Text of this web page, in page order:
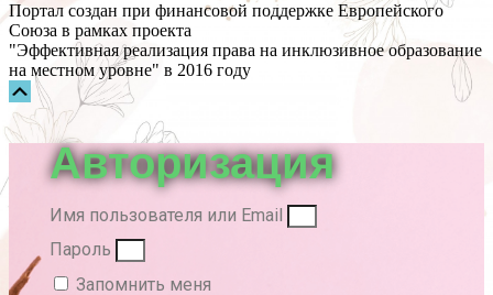
Портал создан при финансовой поддержке Европейского
Союза в рамках проекта
"Эффективная реализация права на инклюзивное образование
на местном уровне" в 2016 году
Прокрутка
вверх
Авторизация
Имя пользователя или Email
Пароль
Запомнить меня